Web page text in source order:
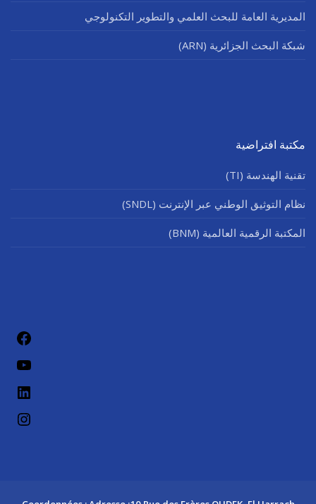
المديرية العامة للبحث العلمي والتطوير التكنولوجي
شبكة البحث الجزائرية (ARN)
مكتبة افتراضية
تقنية الهندسة (TI)
نظام التوثيق الوطني عبر الإنترنت (SNDL)
المكتبة الرقمية العالمية (BNM)
لينكد إن